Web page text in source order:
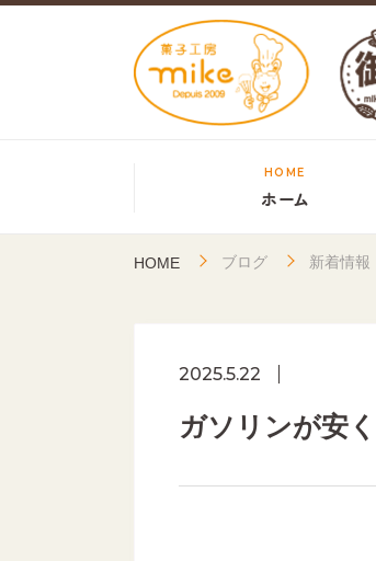
HOME
ホーム
HOME ブログ 新着情報
2025.5.22
ガソリンが安